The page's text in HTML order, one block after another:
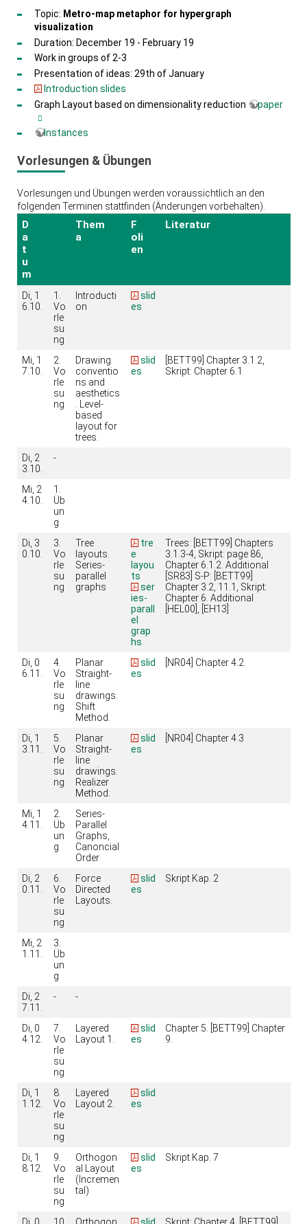
Topic: Metro-map metaphor for hypergraph
visualization
Duration: December 19 - February 19
Work in groups of 2-3
Presentation of ideas: 29th of January
Introduction slides
Graph Layout based on dimensionality reduction
paper
Instances
Vorlesungen & Übungen
Vorlesungen und Übungen werden voraussichtlich an den
folgenden Terminen stattfinden (Änderungen vorbehalten).
D
a
t
u
m
Them
a
F
oli
en
Literatur
Di, 1
6.10.
1.
Vo
rle
su
ng
Introducti
on
slid
es
Mi, 1
7.10.
2.
Vo
rle
su
ng
Drawing
conventio
ns and
aesthetics
. Level-
based
layout for
trees.
slid
es
[BETT99] Chapter 3.1.2,
Skript: Chapter 6.1
Di, 2
3.10.
-
Mi, 2
4.10.
1.
Üb
un
g
Di, 3
0.10.
3.
Vo
rle
su
ng
Tree
layouts.
Series-
parallel
graphs
tre
e
layou
ts
ser
ies-
parall
el
grap
hs
Trees: [BETT99] Chapters
3.1.3-4, Skript: page 86,
Chapter 6.1.2. Additional
[SR83] S-P: [BETT99]
Chapter 3.2, 11.1, Skript:
Chapter 6. Additional
[HEL00], [EH13]
Di, 0
6.11.
4.
Vo
rle
su
ng
Planar
Straight-
line
drawings.
Shift
Method.
slid
es
[NR04] Chapter 4.2.
Di, 1
3.11.
5.
Vo
rle
su
ng
Planar
Straight-
line
drawings.
Realizer
Method.
slid
es
[NR04] Chapter 4.3
Mi, 1
4.11.
2.
Üb
un
g
Series-
Parallel
Graphs,
Canoncial
Order
Di, 2
0.11.
6.
Vo
rle
su
ng
Force
Directed
Layouts.
slid
es
Skript Kap. 2
Mi, 2
1.11.
3.
Üb
un
g
Di, 2
7.11.
- -
Di, 0
4.12.
7.
Vo
rle
su
ng
Layered
Layout 1.
slid
es
Chapter 5. [BETT99] Chapter
9.
Di, 1
1.12.
8.
Vo
rle
su
ng
Layered
Layout 2.
slid
es
Di, 1
8.12.
9.
Vo
rle
su
ng
Orthogon
al Layout
(Incremen
tal)
slid
es
Skript Kap. 7